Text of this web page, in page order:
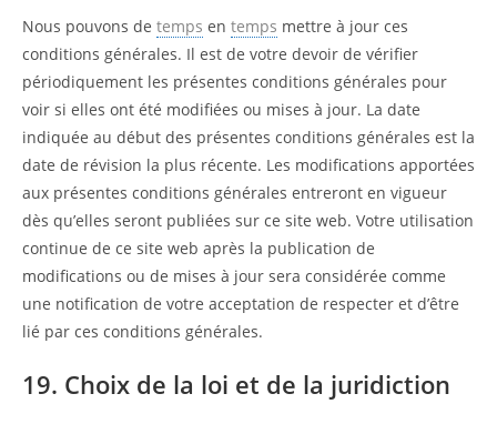
Nous pouvons de temps en temps mettre à jour ces
conditions générales. Il est de votre devoir de vérifier
périodiquement les présentes conditions générales pour
voir si elles ont été modifiées ou mises à jour. La date
indiquée au début des présentes conditions générales est la
date de révision la plus récente. Les modifications apportées
aux présentes conditions générales entreront en vigueur
dès qu’elles seront publiées sur ce site web. Votre utilisation
continue de ce site web après la publication de
modifications ou de mises à jour sera considérée comme
une notification de votre acceptation de respecter et d’être
lié par ces conditions générales.
19. Choix de la loi et de la juridiction